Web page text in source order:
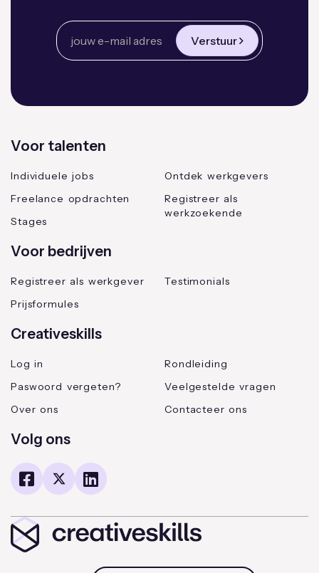
Verstuur
Voor talenten
Individuele jobs
Freelance opdrachten
Stages
Ontdek werkgevers
Registreer als
werkzoekende
Voor bedrijven
Registreer als werkgever
Prijsformules
Testimonials
Creativeskills
Log in
Paswoord vergeten?
Over ons
Rondleiding
Veelgestelde vragen
Contacteer ons
Volg ons